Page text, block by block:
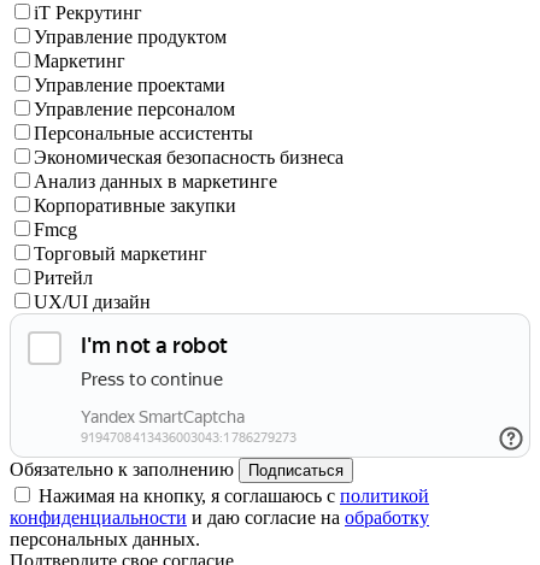
iT Рекрутинг
Управление продуктом
Маркетинг
Управление проектами
Управление персоналом
Персональные ассистенты
Экономическая безопасность бизнеса
Анализ данных в маркетинге
Корпоративные закупки
Fmcg
Торговый маркетинг
Ритейл
UX/UI дизайн
Обязательно к заполнению Подписаться
Нажимая на кнопку, я соглашаюсь с политикой
конфиденциальности и даю согласие на обработку
персональных данных.
Подтвердите свое согласие